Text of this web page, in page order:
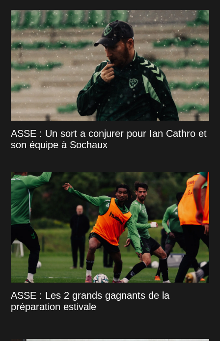
ASSE : Un sort a conjurer pour Ian Cathro et
son équipe à Sochaux
ASSE : Les 2 grands gagnants de la
préparation estivale